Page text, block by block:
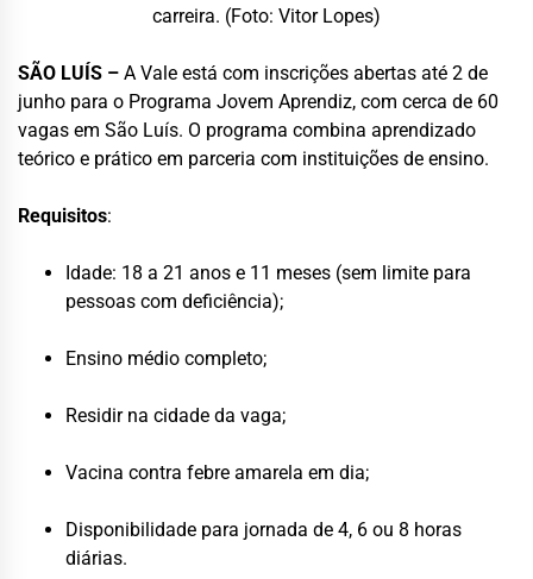
carreira. (Foto: Vitor Lopes)
SÃO LUÍS – A Vale está com inscrições abertas até 2 de
junho para o Programa Jovem Aprendiz, com cerca de 60
vagas em São Luís. O programa combina aprendizado
teórico e prático em parceria com instituições de ensino.
Requisitos:
Idade: 18 a 21 anos e 11 meses (sem limite para
pessoas com deficiência);
Ensino médio completo;
Residir na cidade da vaga;
Vacina contra febre amarela em dia;
Disponibilidade para jornada de 4, 6 ou 8 horas
diárias.